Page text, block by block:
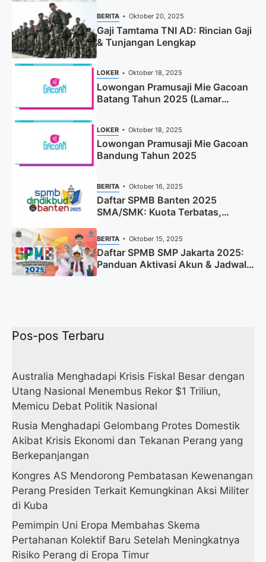
BERITA Oktober 20, 2025
Gaji Tamtama TNI AD: Rincian Gaji
& Tunjangan Lengkap
LOKER Oktober 18, 2025
Lowongan Pramusaji Mie Gacoan
Batang Tahun 2025 (Lamar
LOKER Oktober 18, 2025
Lowongan Pramusaji Mie Gacoan
Bandung Tahun 2025
BERITA Oktober 16, 2025
Daftar SPMB Banten 2025
SMA/SMK: Kuota Terbatas,
BERITA Oktober 15, 2025
Daftar SPMB SMP Jakarta 2025:
Panduan Aktivasi Akun & Jadwal
Lengkap
Pos-pos Terbaru
Australia Menghadapi Krisis Fiskal Besar dengan
Utang Nasional Menembus Rekor $1 Triliun,
Memicu Debat Politik Nasional
Rusia Menghadapi Gelombang Protes Domestik
Akibat Krisis Ekonomi dan Tekanan Perang yang
Berkepanjangan
Kongres AS Mendorong Pembatasan Kewenangan
Perang Presiden Terkait Kemungkinan Aksi Militer
di Kuba
Pemimpin Uni Eropa Membahas Skema
Pertahanan Kolektif Baru Setelah Meningkatnya
Risiko Perang di Eropa Timur